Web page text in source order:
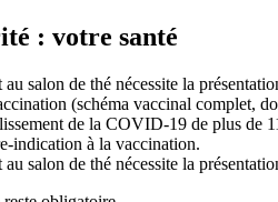
: votre santé
salon de thé nécessite la
(schéma vaccinal complet,
de la COVID-19 de plus de
indication à la vaccination.
salon de thé nécessite la